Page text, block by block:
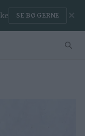
BLIV MEDLEM ✕